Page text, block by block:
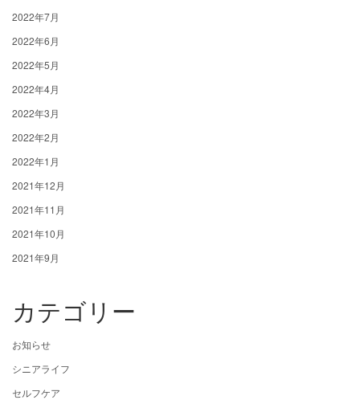
2022年7月
2022年6月
2022年5月
2022年4月
2022年3月
2022年2月
2022年1月
2021年12月
2021年11月
2021年10月
2021年9月
カテゴリー
お知らせ
シニアライフ
セルフケア